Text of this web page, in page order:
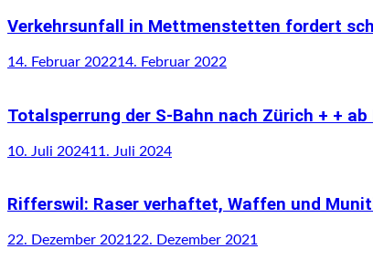
Verkehrsunfall in Mettmenstetten fordert
14. Februar 202214. Februar 2022
Totalsperrung der S-Bahn nach Zürich + +
10. Juli 202411. Juli 2024
Rifferswil: Raser verhaftet, Waffen und
22. Dezember 2021 22. Dezember 2021